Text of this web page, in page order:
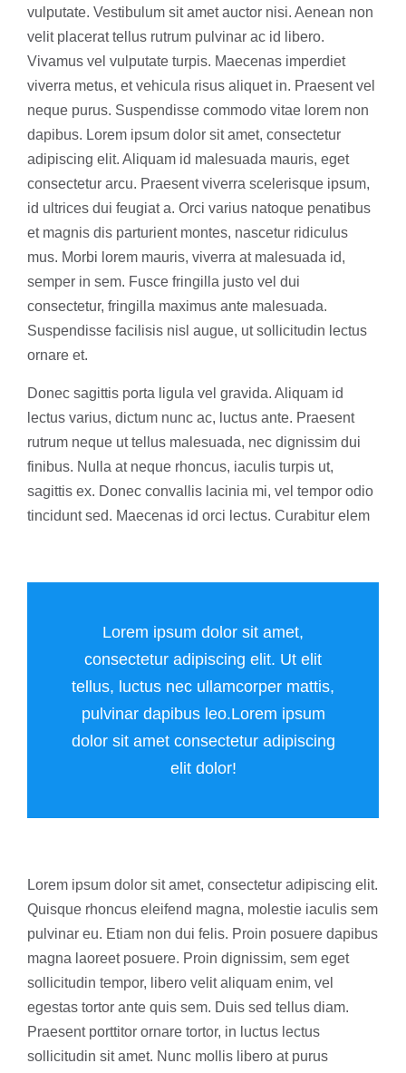
vulputate. Vestibulum sit amet auctor nisi. Aenean non
velit placerat tellus rutrum pulvinar ac id libero.
Vivamus vel vulputate turpis. Maecenas imperdiet
viverra metus, et vehicula risus aliquet in. Praesent vel
neque purus. Suspendisse commodo vitae lorem non
dapibus. Lorem ipsum dolor sit amet, consectetur
adipiscing elit. Aliquam id malesuada mauris, eget
consectetur arcu. Praesent viverra scelerisque ipsum,
id ultrices dui feugiat a. Orci varius natoque penatibus
et magnis dis parturient montes, nascetur ridiculus
mus. Morbi lorem mauris, viverra at malesuada id,
semper in sem. Fusce fringilla justo vel dui
consectetur, fringilla maximus ante malesuada.
Suspendisse facilisis nisl augue, ut sollicitudin lectus
ornare et.
Donec sagittis porta ligula vel gravida. Aliquam id
lectus varius, dictum nunc ac, luctus ante. Praesent
rutrum neque ut tellus malesuada, nec dignissim dui
finibus. Nulla at neque rhoncus, iaculis turpis ut,
sagittis ex. Donec convallis lacinia mi, vel tempor odio
tincidunt sed. Maecenas id orci lectus. Curabitur elem
Lorem ipsum dolor sit amet,
consectetur adipiscing elit. Ut elit
tellus, luctus nec ullamcorper mattis,
pulvinar dapibus leo.Lorem ipsum
dolor sit amet consectetur adipiscing
elit dolor!
Lorem ipsum dolor sit amet, consectetur adipiscing elit.
Quisque rhoncus eleifend magna, molestie iaculis sem
pulvinar eu. Etiam non dui felis. Proin posuere dapibus
magna laoreet posuere. Proin dignissim, sem eget
sollicitudin tempor, libero velit aliquam enim, vel
egestas tortor ante quis sem. Duis sed tellus diam.
Praesent porttitor ornare tortor, in luctus lectus
sollicitudin sit amet. Nunc mollis libero at purus